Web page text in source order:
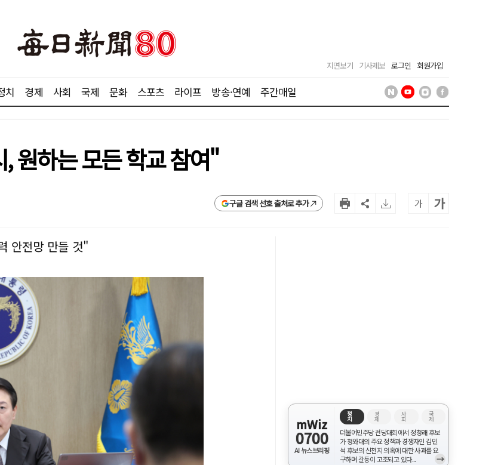
지면보기 기사제보 로그인 회원가입
치 경제 사회 국제 문화 스포츠 라이프 방송·연예 주간매일
원하는 모든 학교 참여"
구글 검색 선호 출처로 추가 가 가
안전망 만들 것"
mWiz
0700
AI 뉴스브리핑
정
치
경
제
사
회
국
제
더불어민주당 전당대회에서 정청래 후보
가 청와대의 주요 정책과 경쟁자인 김민
석 후보의 신천지 의혹에 대한 사과를 요
구하며 갈등이 고조되고 있다...
→